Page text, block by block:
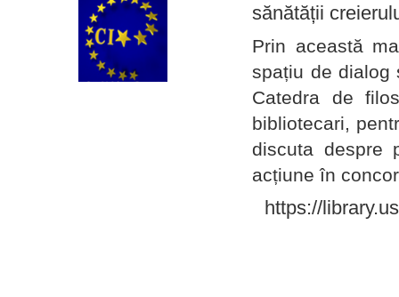
sănătății
Prin această
spațiu de dialog
Catedra de
bibliotecari,
discuta despre
acțiune în
https://